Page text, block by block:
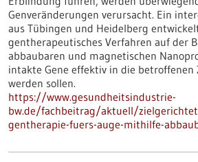
Genveränderungen verursacht. Ein
aus Tübingen und Heidelberg
gentherapeutisches Verfahren auf der
abbaubaren und magnetischen
intakte Gene effektiv in die betroffenen
werden sollen.
https://www.gesundheitsindustrie-
bw.de/fachbeitrag/aktuell/
gentherapie-fuers-auge-mithilfe-